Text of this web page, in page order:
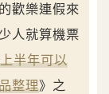
歡樂連假來
人就算機票
半年可以
整理》之